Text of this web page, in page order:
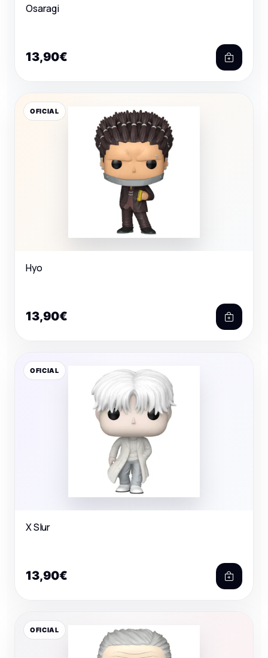
Osaragi
13,90€
OFICIAL
Hyo
13,90€
OFICIAL
X Slur
13,90€
OFICIAL